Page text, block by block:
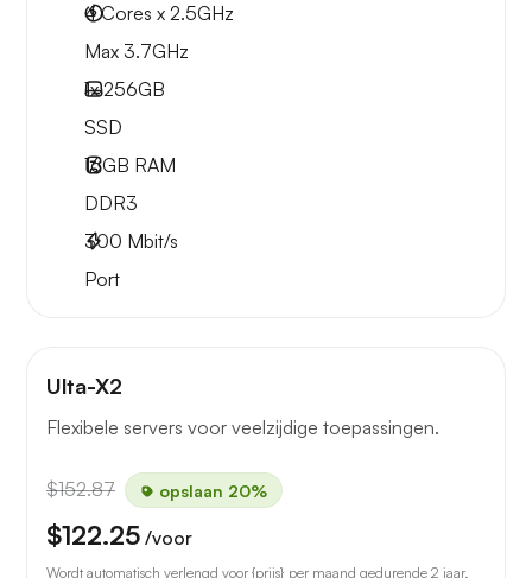
4 Cores x 2.5GHz
Max 3.7GHz
1x256GB
SSD
16GB RAM
DDR3
300 Mbit/s
Port
Ulta-X2
Flexibele servers voor veelzijdige toepassingen.
$152.87 opslaan 20%
$122.25 /voor
Wordt automatisch verlengd voor {prijs} per maand gedurende 2 jaar.